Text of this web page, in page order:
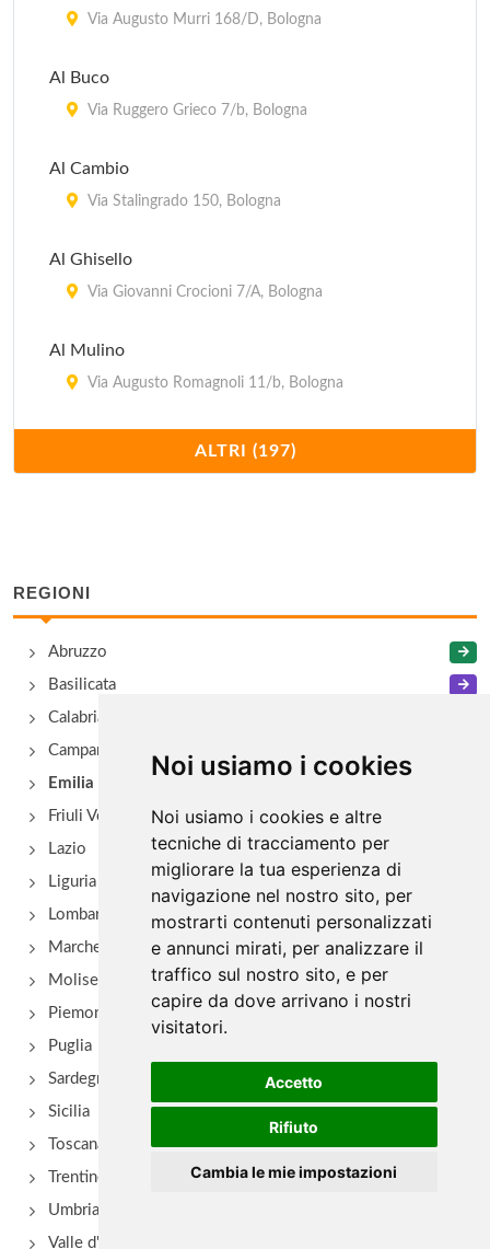
Noi usiamo i cookies
Noi usiamo i cookies e altre
tecniche di tracciamento per
migliorare la tua esperienza di
navigazione nel nostro sito, per
mostrarti contenuti personalizzati
e annunci mirati, per analizzare il
traffico sul nostro sito, e per
capire da dove arrivano i nostri
visitatori.
Accetto
Rifiuto
Cambia le mie impostazioni
Via Augusto Murri 168/D, Bologna
Al Buco
Via Ruggero Grieco 7/b, Bologna
Al Cambio
Via Stalingrado 150, Bologna
Al Ghisello
Via Giovanni Crocioni 7/A, Bologna
Al Mulino
Via Augusto Romagnoli 11/b, Bologna
via Andrea Costa 114, Bologna
Alle Due Porte
via del Pratello 62, Bologna
Amerigo
via Marconi 16, Savigno
frazione Campolo 22, Grizzana Morandi
Antica Hostaria della Rocca di Badolo
via Brento 2, Sasso Marconi - Località Badolo
ALTRI (197)
REGIONI
Abruzzo
Basilicata
Calabria
Campania
Emilia Romagna
Friuli Venezia Giulia
Lazio
Liguria
Lombardia
Marche
Molise
Piemonte
Puglia
Sardegna
Sicilia
Toscana
Trentino Alto Adige
Umbria
Valle d'Aosta